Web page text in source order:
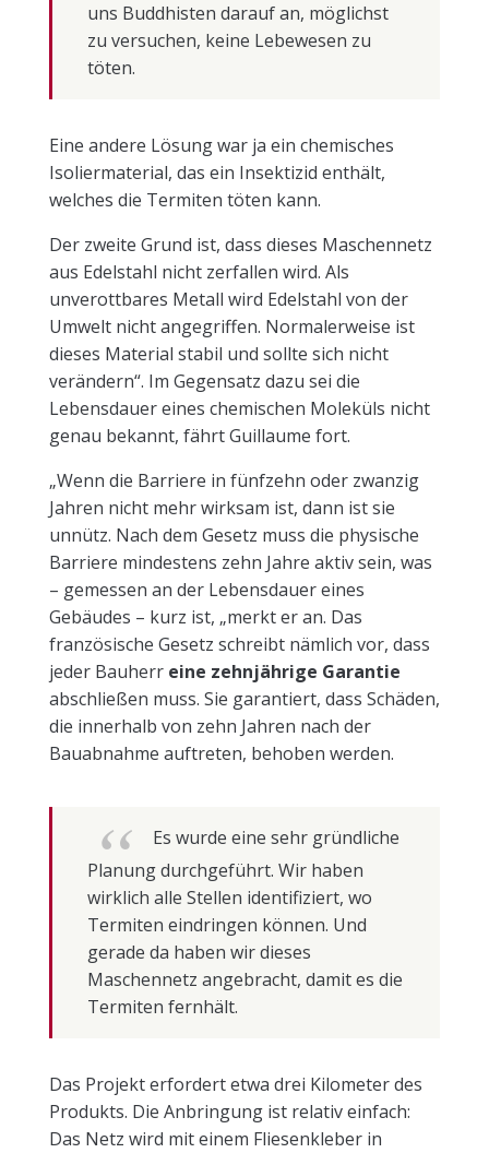
uns Buddhisten darauf an, möglichst
zu versuchen, keine Lebewesen zu
töten.
Eine andere Lösung war ja ein chemisches
Isoliermaterial, das ein Insektizid enthält,
welches die Termiten töten kann.
Der zweite Grund ist, dass dieses Maschennetz
aus Edelstahl nicht zerfallen wird. Als
unverottbares Metall wird Edelstahl von der
Umwelt nicht angegriffen. Normalerweise ist
dieses Material stabil und sollte sich nicht
verändern“. Im Gegensatz dazu sei die
Lebensdauer eines chemischen Moleküls nicht
genau bekannt, fährt Guillaume fort.
„Wenn die Barriere in fünfzehn oder zwanzig
Jahren nicht mehr wirksam ist, dann ist sie
unnütz. Nach dem Gesetz muss die physische
Barriere mindestens zehn Jahre aktiv sein, was
– gemessen an der Lebensdauer eines
Gebäudes – kurz ist, „merkt er an. Das
französische Gesetz schreibt nämlich vor, dass
jeder Bauherr eine zehnjährige Garantie
abschließen muss. Sie garantiert, dass Schäden,
die innerhalb von zehn Jahren nach der
Bauabnahme auftreten, behoben werden.
Es wurde eine sehr gründliche
Planung durchgeführt. Wir haben
wirklich alle Stellen identifiziert, wo
Termiten eindringen können. Und
gerade da haben wir dieses
Maschennetz angebracht, damit es die
Termiten fernhält.
Das Projekt erfordert etwa drei Kilometer des
Produkts. Die Anbringung ist relativ einfach:
Das Netz wird mit einem Fliesenkleber in